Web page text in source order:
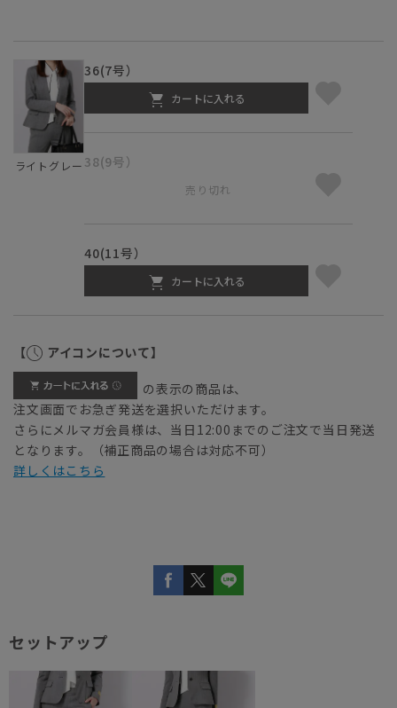
ライトグレー
36(7号）
カートに入れる
38(9号）
売り切れ
40(11号）
カートに入れる
【 アイコンについて】
の表示の商品は、
注文画面でお急ぎ発送を選択いただけます。
さらにメルマガ会員様は、当日12:00までのご注文で当日発送
となります。（補正商品の場合は対応不可）
詳しくはこちら
セットアップ